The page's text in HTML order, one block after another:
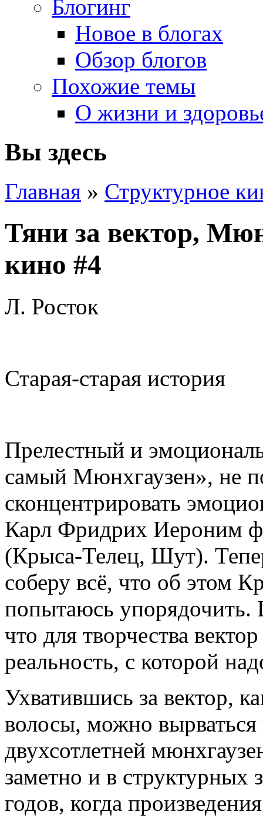
Блогинг
Новое в блогах
Обзор блогов
Похожие темы
О жизни и
Вы здесь
Главная » Структурное
Тяни за вектор,
кино #4
Л. Росток
Старая-старая история
Прелестный и
самый Мюнхгаузен», не
сконцентрировать
Карл Фридрих Иероним
(Крыса-Телец, Шут).
соберу всё, что об этом
попытаюсь упорядочить.
что для творчества
реальность, с которой
Ухватившись за вектор,
волосы, можно
двухсотлетней
заметно и в структурных
годов, когда